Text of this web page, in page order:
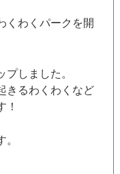
くわくパークを開
しました。
きるわくわくなど
！